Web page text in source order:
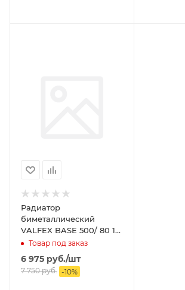
Радиатор
биметаллический
VALFEX BASE 500/ 80 10
секц.
Товар под заказ
6 975 руб./шт
7 750руб. -10%